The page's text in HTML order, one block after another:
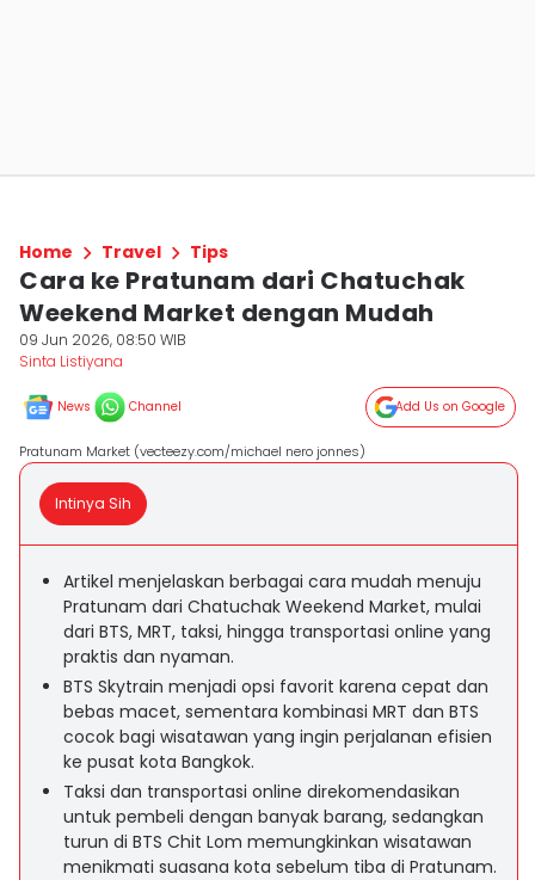
Home Travel Tips
Cara ke Pratunam dari Chatuchak
Weekend Market dengan Mudah
09 Jun 2026, 08:50 WIB
Sinta Listiyana
News Channel Add Us on Google
Pratunam Market (vecteezy.com/michael nero jonnes)
Intinya Sih
Artikel menjelaskan berbagai cara mudah menuju
Pratunam dari Chatuchak Weekend Market, mulai
dari BTS, MRT, taksi, hingga transportasi online yang
praktis dan nyaman.
BTS Skytrain menjadi opsi favorit karena cepat dan
bebas macet, sementara kombinasi MRT dan BTS
cocok bagi wisatawan yang ingin perjalanan efisien
ke pusat kota Bangkok.
Taksi dan transportasi online direkomendasikan
untuk pembeli dengan banyak barang, sedangkan
turun di BTS Chit Lom memungkinkan wisatawan
menikmati suasana kota sebelum tiba di Pratunam.